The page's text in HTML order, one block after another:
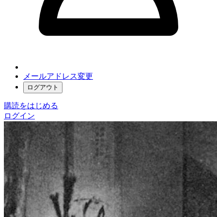
メールアドレス変更
ログアウト
購読をはじめる
ログイン